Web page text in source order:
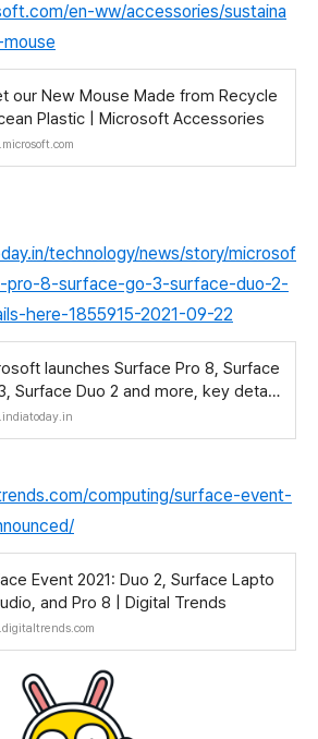
en-ww/accessories/sustaina
our New Mouse Made from Recycle
Plastic | Microsoft Accessories
technology/news/story/microsof
pro-8-surface-go-3-surface-duo-2-
here-1855915-2021-09-22
launches Surface Pro 8, Surface
Surface Duo 2 and more, key detail
computing/surface-event-
Event 2021: Duo 2, Surface Lapto
and Pro 8 | Digital Trends